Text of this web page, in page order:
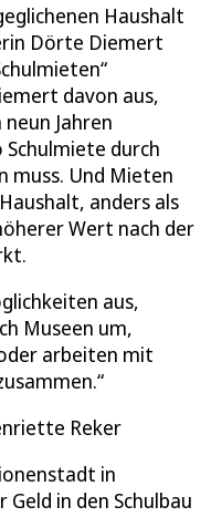
Haushalt
Dörte Diemert
davon aus,
Jahren
durch
muss. Und Mieten
anders als
Wert nach der
aus,
Museen um,
arbeiten mit
Reker
in
in den Schulbau